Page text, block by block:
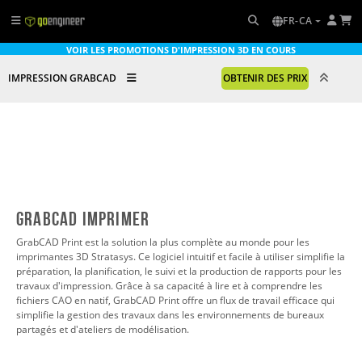
FR-CA
VOIR LES PROMOTIONS D'IMPRESSION 3D EN COURS
IMPRESSION GRABCAD OBTENIR DES PRIX
GrabCAD Imprimer
GrabCAD Print est la solution la plus complète au monde pour les
imprimantes 3D Stratasys. Ce logiciel intuitif et facile à utiliser simplifie la
préparation, la planification, le suivi et la production de rapports pour les
travaux d'impression. Grâce à sa capacité à lire et à comprendre les
fichiers CAO en natif, GrabCAD Print offre un flux de travail efficace qui
simplifie la gestion des travaux dans les environnements de bureaux
partagés et d'ateliers de modélisation.